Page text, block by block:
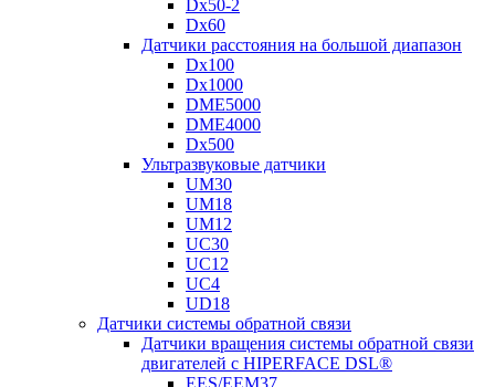
Dx50-2
Dx60
Датчики расстояния на большой диапазон
Dx100
Dx1000
DME5000
DME4000
Dx500
Ультразвуковые датчики
UM30
UM18
UM12
UC30
UC12
UC4
UD18
Датчики системы обратной связи
Датчики вращения системы обратной связи
двигателей с HIPERFACE DSL®
EES/EEM37